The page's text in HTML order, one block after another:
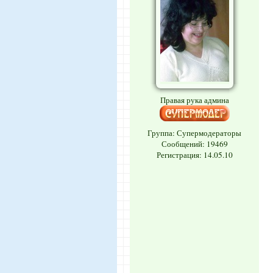
Правая рука админа
Группа: Супермодераторы
Сообщений: 19469
Регистрация: 14.05.10